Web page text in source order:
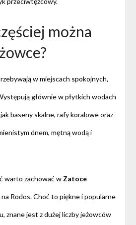
można
w miejscach spokojnych,
głównie w płytkich wodach
baseny skalne, rafy koralowe oraz
dnem, mętną wodą i
warto zachować w Zatoce
na Rodos. Choć to piękne i popularne
znane jest z dużej liczby jeżowców